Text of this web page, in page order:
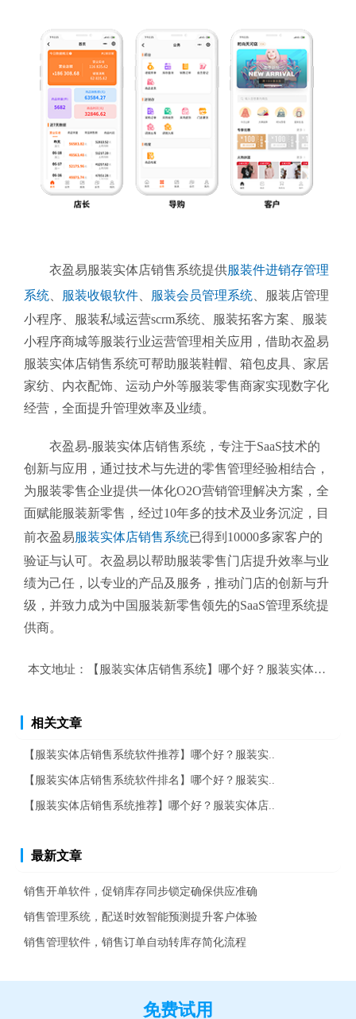
衣盈易服装实体店销售系统提供服装件进销存管理
系统
服装收银软件 服装会员管理系统
服装店管理
小程序、服装私域运营scrm系统、服装拓客方案、服装
小程序商城等服装行业运营管理相关应用，借助衣盈易
服装实体店销售系统可帮助服装鞋帽、箱包皮具、家居
家纺、内衣配饰、运动户外等服装零售商家实现数字化
经营，全面提升管理效率及业绩。
衣盈易-服装实体店销售系统 ，专注于SaaS技术的
创新与应用，通过技术与先进的零售管理经验相结合，
为服装零售企业提供一体化O2O营销管理解决方案，全
面赋能服装新零售，经过10年多的技术及业务沉淀，目
前衣盈易服装实体店销售系统已得到10000多家客户的
验证与认可。衣盈易以帮助服装零售门店提升效率与业
绩为己任，以专业的产品及服务，推动门店的创新与升
级，并致力成为中国服装新零售领先的SaaS管理系统提
供商。
本文地址： 【服装实体店销售系统】哪个好？服装实体店销售
相关文章
【服装实体店销售系统软件推荐】哪个好？服装实..
【服装实体店销售系统软件排名】哪个好？服装实..
【服装实体店销售系统推荐】哪个好？服装实体店..
最新文章
销售开单软件，促销库存同步锁定确保供应准确
销售管理系统，配送时效智能预测提升客户体验
销售管理软件，销售订单自动转库存简化流程
免费试用